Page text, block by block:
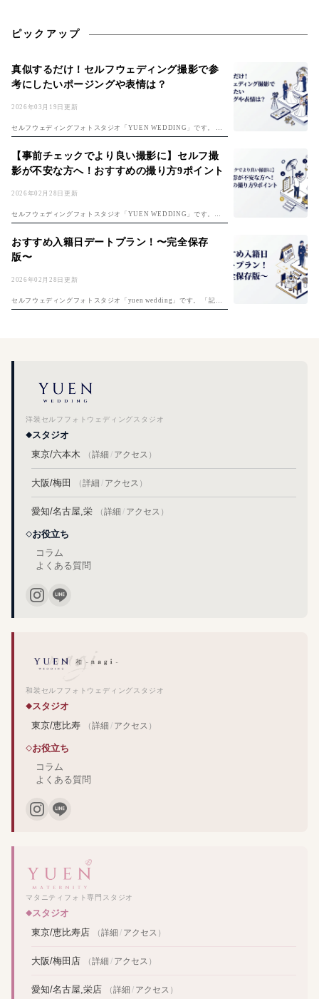
ピックアップ
2026年03月19日更新
真似するだけ！セルフウェディング撮影で参
考にしたいポージングや表情は？
セルフウェディングフォトスタジオ「YUEN WEDDING」です。 初
めてのセルフフォト！準備は「セルフ前撮り完全ガイド」、費用は
「フォトウェディング費用ガイド」もチェック。 楽しみな反面、 ・ど
んな...
2026年02月28日更新
【事前チェックでより良い撮影に】セルフ撮
影が不安な方へ！おすすめの撮り方9ポイント
セルフウェディングフォトスタジオ「YUEN WEDDING」です。セ
ルフ前撮りのコツは「セルフ前撮り完全ガイド」もご覧ください。 セ
ルフ撮影は自分たちで思い通りの撮影ができる反面、上手く撮れるか
不安な...
2026年02月28日更新
おすすめ入籍日デートプラン！〜完全保存
版〜
セルフウェディングフォトスタジオ「yuen wedding」です。 「記念
すべき夫婦1日目、何をしよう？」入籍日の決め方は「入籍日の決め
洋装セルフフォトウェディングスタジオ
スタジオ
東京/六本木
（詳細 / アクセス ）
大阪/梅田 （詳細 / アクセス ）
愛知/名古屋,栄 （詳細 / アクセス ）
お役立ち
コラム
よくある質問
和装セルフフォトウェディングスタジオ
スタジオ
東京/恵比寿
（詳細 / アクセス ）
お役立ち
コラム
よくある質問
マタニティフォト専門スタジオ
スタジオ
東京/恵比寿店
（詳細 / アクセス ）
大阪/梅田店 （詳細 / アクセス ）
愛知/名古屋,栄店 （詳細 / アクセス ）